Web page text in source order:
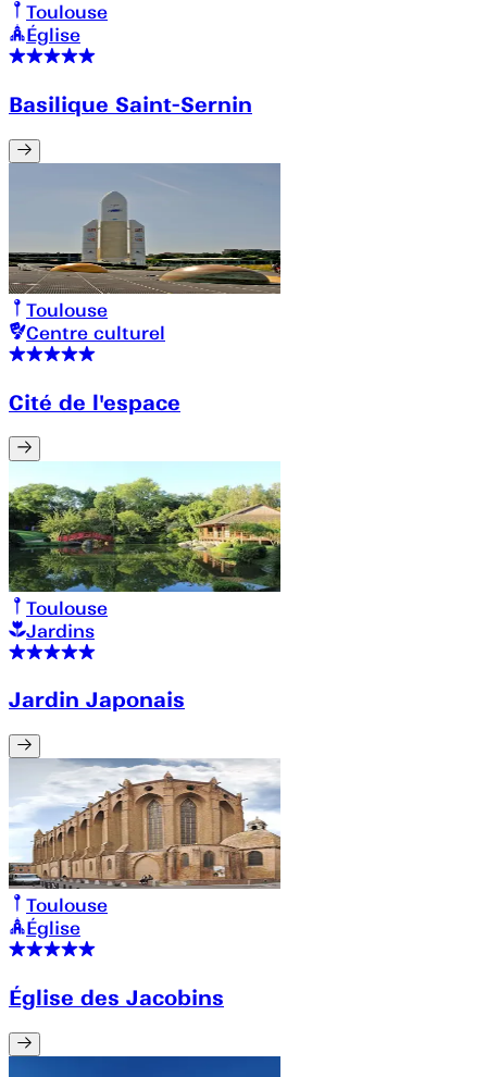
Toulouse
Église
Basilique Saint-Sernin
Toulouse
Centre culturel
Cité de l'espace
Toulouse
Jardins
Jardin Japonais
Toulouse
Église
Église des Jacobins